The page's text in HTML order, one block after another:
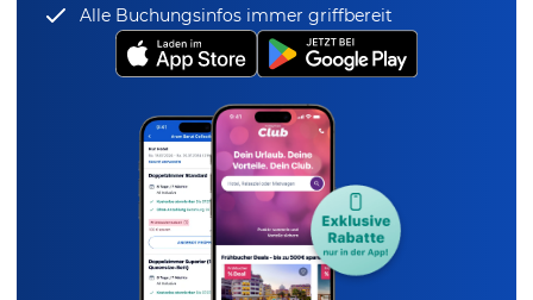
Alle Buchungsinfos immer griffbereit